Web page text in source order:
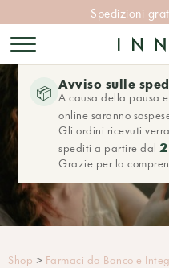
Spedizioni
📦 Avviso sulle
A causa della pausa
online saranno
Gli ordini ricevuti
spediti a partire dal
Grazie per la
Shop > Farmaci da Banco e